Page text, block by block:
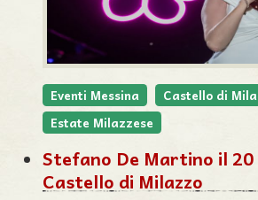
Eventi Messina
Castello di
Estate Milazzese
Stefano De Martino il
Castello di Milazzo